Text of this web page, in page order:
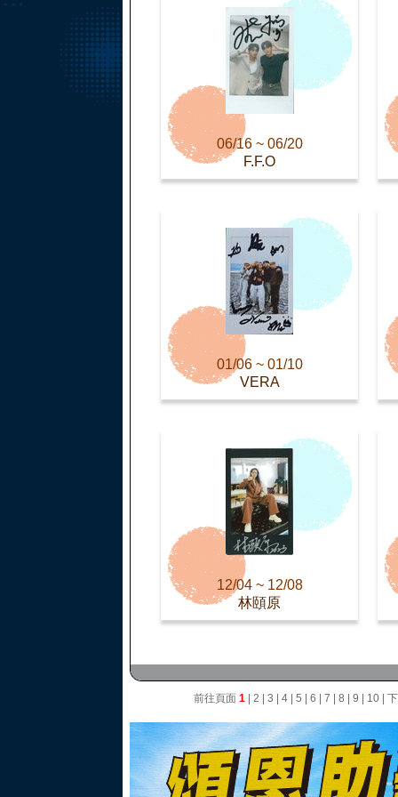
06/16 ~ 06/20
F.F.O
01/06 ~ 01/10
VERA
12/04 ~ 12/08
林頤原
前往頁面 1| 2 3 4| 5 6 7 8 9 10|